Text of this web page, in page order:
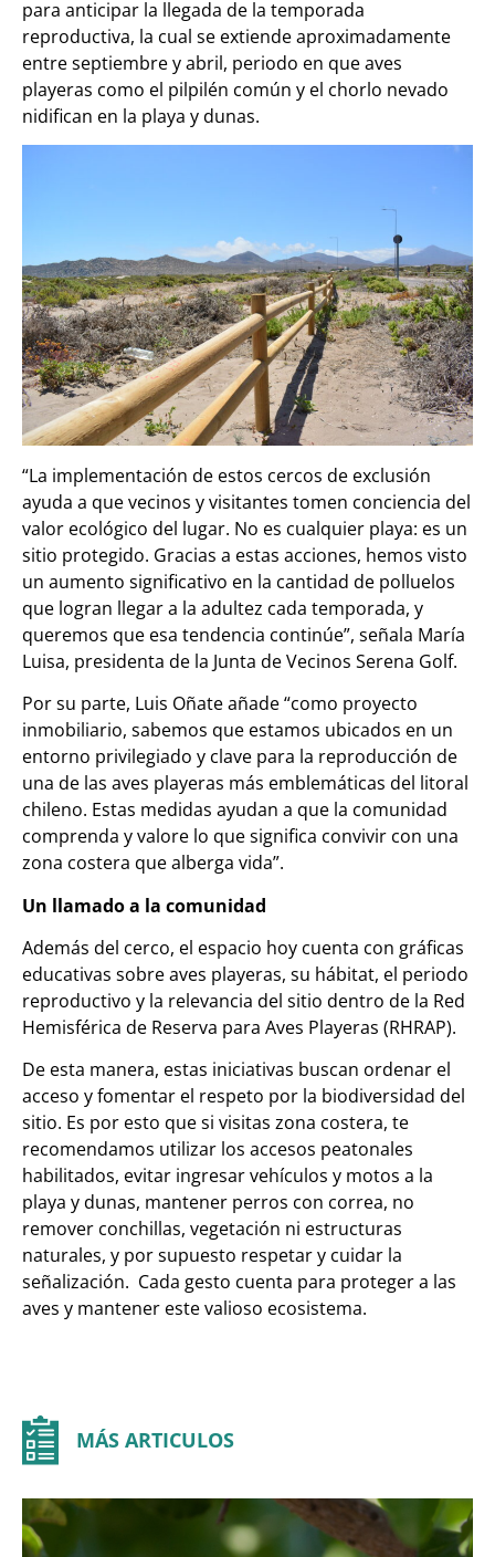
para anticipar la llegada de la temporada
reproductiva, la cual se extiende aproximadamente
entre septiembre y abril, periodo en que aves
playeras como el pilpilén común y el chorlo nevado
nidifican en la playa y dunas.
“La implementación de estos cercos de exclusión
ayuda a que vecinos y visitantes tomen conciencia del
valor ecológico del lugar. No es cualquier playa: es un
sitio protegido. Gracias a estas acciones, hemos visto
un aumento significativo en la cantidad de polluelos
que logran llegar a la adultez cada temporada, y
queremos que esa tendencia continúe”, señala María
Luisa, presidenta de la Junta de Vecinos Serena Golf.
Por su parte, Luis Oñate añade “como proyecto
inmobiliario, sabemos que estamos ubicados en un
entorno privilegiado y clave para la reproducción de
una de las aves playeras más emblemáticas del litoral
chileno. Estas medidas ayudan a que la comunidad
comprenda y valore lo que significa convivir con una
zona costera que alberga vida”.
Un llamado a la comunidad
Además del cerco, el espacio hoy cuenta con gráficas
educativas sobre aves playeras, su hábitat, el periodo
reproductivo y la relevancia del sitio dentro de la Red
Hemisférica de Reserva para Aves Playeras (RHRAP).
De esta manera, estas iniciativas buscan ordenar el
acceso y fomentar el respeto por la biodiversidad del
sitio. Es por esto que si visitas zona costera, te
recomendamos utilizar los accesos peatonales
habilitados, evitar ingresar vehículos y motos a la
playa y dunas, mantener perros con correa, no
remover conchillas, vegetación ni estructuras
naturales, y por supuesto respetar y cuidar la
señalización. Cada gesto cuenta para proteger a las
aves y mantener este valioso ecosistema.
MÁS ARTICULOS